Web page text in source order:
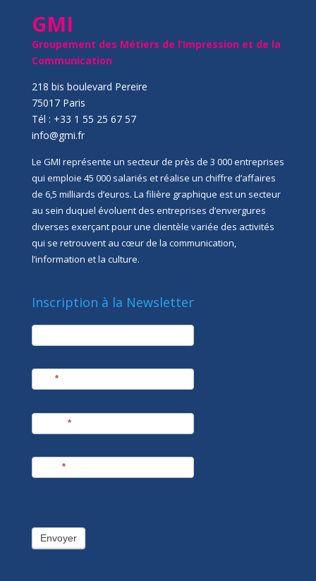
GMI
Groupement des Métiers de l’Impression et de la
Communication
218 bis boulevard Pereire
75017 Paris
Tél : +33 1 55 25 67 57
info@gmi.fr
Le GMI représente un secteur de près de 3 000 entreprises
qui emploie 45 000 salariés et réalise un chiffre d’affaires
de 6,5 milliards d’euros. La filière graphique est un secteur
au sein duquel évoluent des entreprises d’envergures
diverses exerçant pour une clientèle variée des activités
qui se retrouvent au cœur de la communication,
l’information et la culture.
Inscription à la Newsletter
newsletter
*
*
*
Envoyer